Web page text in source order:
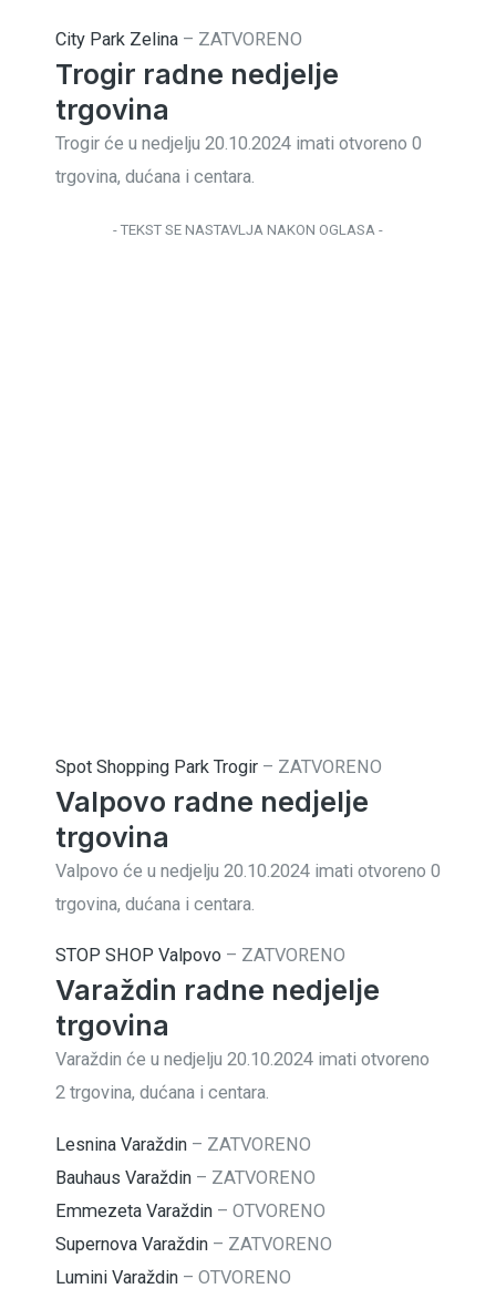
City Park Zelina – ZATVORENO
Trogir radne nedjelje
trgovina
Trogir će u nedjelju 20.10.2024 imati otvoreno 0
trgovina, dućana i centara.
- TEKST SE NASTAVLJA NAKON OGLASA -
Spot Shopping Park Trogir – ZATVORENO
Valpovo radne nedjelje
trgovina
Valpovo će u nedjelju 20.10.2024 imati otvoreno 0
trgovina, dućana i centara.
STOP SHOP Valpovo – ZATVORENO
Varaždin radne nedjelje
trgovina
Varaždin će u nedjelju 20.10.2024 imati otvoreno
2 trgovina, dućana i centara.
Lesnina Varaždin – ZATVORENO
Bauhaus Varaždin – ZATVORENO
Emmezeta Varaždin – OTVORENO
Supernova Varaždin – ZATVORENO
Lumini Varaždin – OTVORENO